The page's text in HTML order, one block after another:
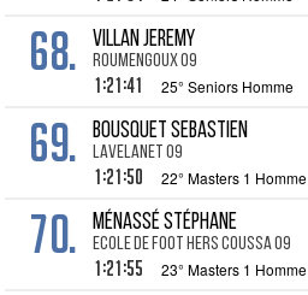
68. VILLAN Jeremy
Roumengoux 09
1:21:41 25° Seniors Homme
69. BOUSQUET Sebastien
Lavelanet 09
1:21:50 22° Masters 1 Homme
70. MÉNASSÉ Stéphane
Ecole de Foot Hers Coussa 09
1:21:55 23° Masters 1 Homme